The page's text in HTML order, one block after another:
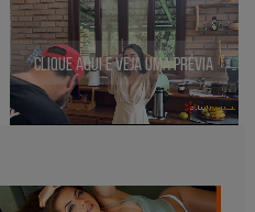
Clique aqui e veja uma prévia